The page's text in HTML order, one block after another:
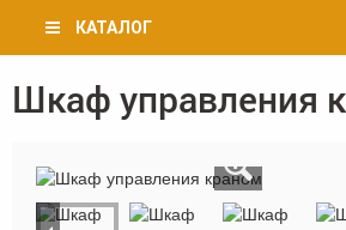
КАТАЛОГ
Вы
Шкаф управления
«